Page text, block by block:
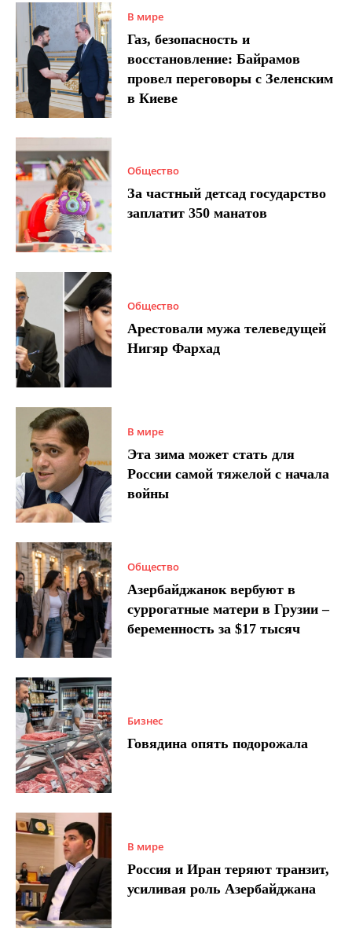
В мире
Газ, безопасность и
восстановление: Байрамов
провел переговоры с Зеленским
в Киеве
Общество
За частный детсад государство
заплатит 350 манатов
Общество
Арестовали мужа телеведущей
Нигяр Фархад
В мире
Эта зима может стать для
России самой тяжелой с начала
войны
Общество
Азербайджанок вербуют в
суррогатные матери в Грузии –
беременность за $17 тысяч
Бизнес
Говядина опять подорожала
В мире
Россия и Иран теряют транзит,
усиливая роль Азербайджана